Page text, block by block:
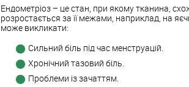
Ендометріоз – це стан, при якому тканина,
розростається за її межами, наприклад, на
може викликати:
Сильний біль під час менструацій.
Хронічний тазовий біль.
Проблеми із зачаттям.